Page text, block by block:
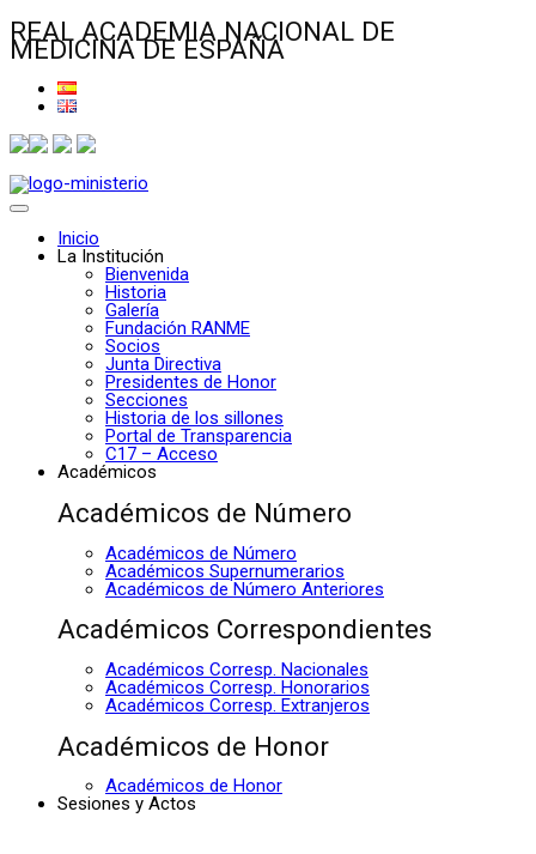
REAL ACADEMIA NACIONAL DE
MEDICINA DE ESPAÑA
Inicio
La Institución
Bienvenida
Historia
Galería
Fundación RANME
Socios
Junta Directiva
Presidentes de Honor
Secciones
Historia de los sillones
Portal de Transparencia
C17 – Acceso
Académicos
Académicos de Número
Académicos de Número
Académicos Supernumerarios
Académicos de Número Anteriores
Académicos Correspondientes
Académicos Corresp. Nacionales
Académicos Corresp. Honorarios
Académicos Corresp. Extranjeros
Académicos de Honor
Académicos de Honor
Sesiones y Actos